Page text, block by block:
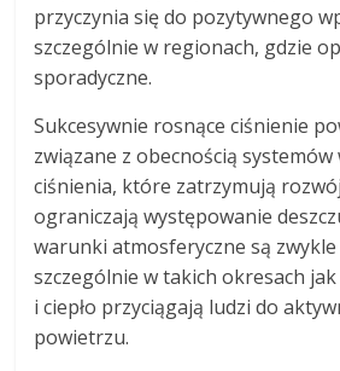
przyczynia się do pozytywnego
szczególnie w regionach, gdzie
sporadyczne.
Sukcesywnie rosnące ciśnienie
związane z obecnością
ciśnienia, które zatrzymują
ograniczają występowanie
warunki atmosferyczne są
szczególnie w takich okresach jak
i ciepło przyciągają ludzi do
powietrzu.